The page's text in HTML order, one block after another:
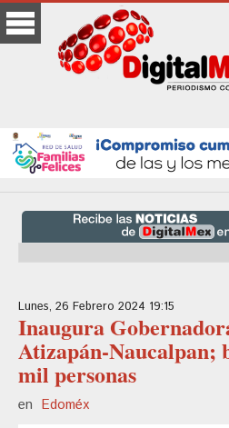
Lunes, 26 Febrero 2024 19:15
Inaugura
Atizapán-Naucalpan;
mil personas
en Edoméx